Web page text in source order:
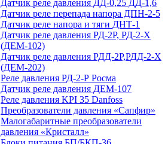
Датчик реле давления ДД-0,25 ДД-1,6
Датчик реле перепада напора ДПН-2-5
Датчик реле напора и тяги ДНТ-1
Датчик реле давления РД-2Р, РД-2-Х
(ДЕМ-102)
Датчик реле давления РДД-2Р,РДД-2-Х
(ДЕМ-202)
Реле давления РД-2-Р Росма
Датчик реле давления ДЕМ-107
Реле давления KPI 35 Danfoss
Преобразователи давления «Сапфир»
Малогабаритные преобразователи
давления «Кристалл»